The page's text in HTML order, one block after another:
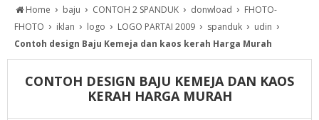
Home › baju › CONTOH 2 SPANDUK › donwload › FHOTO-
FHOTO › iklan › logo › LOGO PARTAI 2009 › spanduk › udin ›
Contoh design Baju Kemeja dan kaos kerah Harga Murah
CONTOH DESIGN BAJU KEMEJA DAN KAOS
KERAH HARGA MURAH